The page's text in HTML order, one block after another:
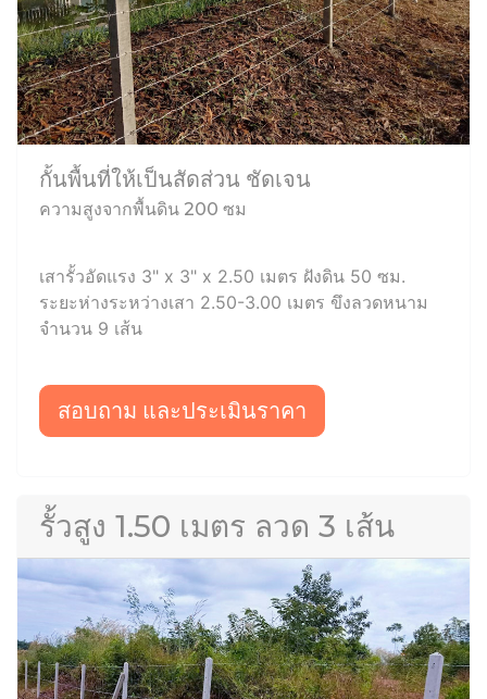
กั้นพื้นที่ให้เป็นสัดส่วน ชัดเจน
ความสูงจากพื้นดิน 200 ซม
เสารั้วอัดแรง 3" x 3" x 2.50 เมตร ฝังดิน 50 ซม.
ระยะห่างระหว่างเสา 2.50-3.00 เมตร ขึงลวดหนาม
จำนวน 9 เส้น
สอบถาม และประเมินราคา
รั้วสูง 1.50 เมตร ลวด 3 เส้น